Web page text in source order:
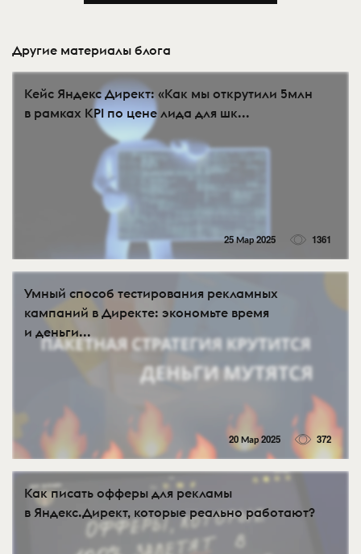
Другие материалы блога
Кейс Яндекс Директ: «Как мы открутили 5млн
в рамках KPI по цене лида для шк...
25 Мар 2025 1361
Умный способ тестирования рекламных
кампаний в Директе: экономьте время
и деньги...
20 Мар 2025 372
Как писать офферы для рекламы
в Яндекс.Директ, которые реально работают?